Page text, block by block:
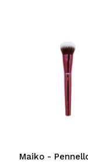
Maiko -